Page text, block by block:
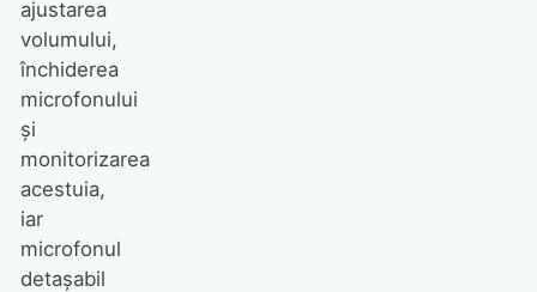
ajustarea
volumului,
închiderea
microfonului
și
monitorizarea
acestuia,
iar
microfonul
detașabil